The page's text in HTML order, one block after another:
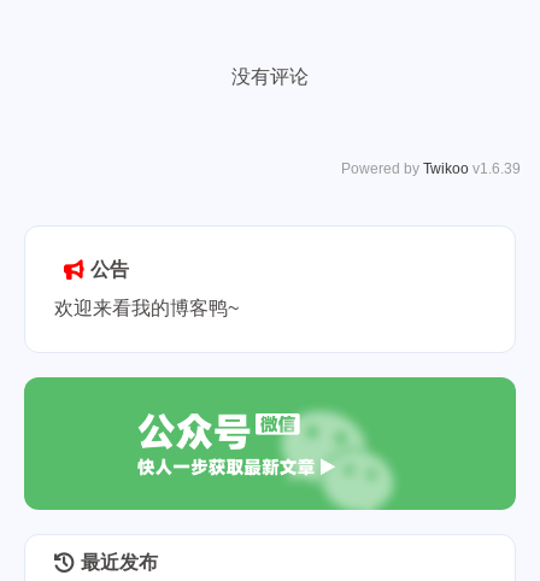
没有评论
Powered by Twikoo v1.6.39
公告
欢迎来看我的博客鸭~
最近发布